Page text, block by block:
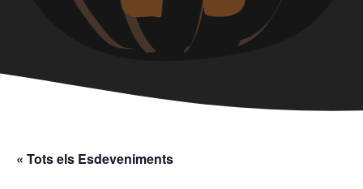
« Tots els Esdeveniments